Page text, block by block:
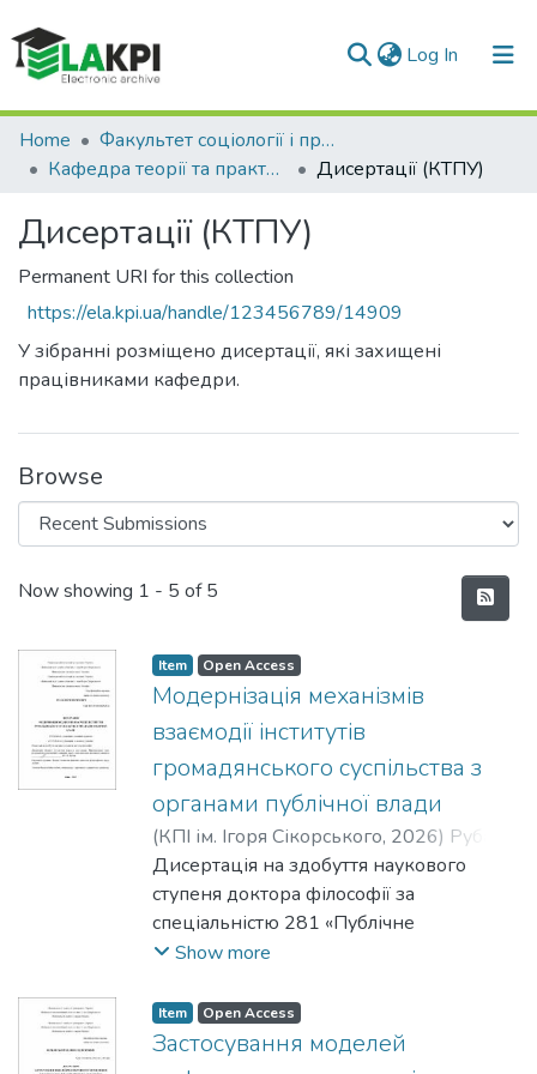
Log In (current)
Communities & Collections
All of DSpace
Statistics
Home
Факультет соціології і права (ФСП)
Кафедра теорії та практики управління (КТПУ)
Дисертації (КТПУ)
Дисертації (КТПУ)
Permanent URI for this collection
https://ela.kpi.ua/handle/123456789/14909
У зібранні розміщено дисертації, які захищені
працівниками кафедри.
Browse
Recent Submissions
Now showing 1 - 5 of 5
Item Open Access
Модернізація механізмів
взаємодії інститутів
громадянського суспільства з
органами публічної влади
(КПІ ім. Ігоря Сікорського, 2026) Рубан,
Юрій Юрійович;Пашов, Ростислав
Іванович
Дисертація на здобуття наукового
ступеня доктора філософії за
спеціальністю 281 «Публічне
управління та адміністрування». –
«Київський політехнічний інститут імені
Ігоря Сікорського», Міністерство освіти і
науки України, Київ, 2026.
Show more
Item Open Access
Застосування моделей